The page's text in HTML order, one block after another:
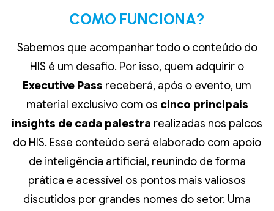
COMO FUNCIONA?
Sabemos que acompanhar todo o conteúdo do
HIS é um desafio. Por isso, quem adquirir o
Executive Pass receberá, após o evento, um
material exclusivo com os cinco principais
insights de cada palestra realizadas nos palcos
do HIS. Esse conteúdo será elaborado com apoio
de inteligência artificial, reunindo de forma
prática e acessível os pontos mais valiosos
discutidos por grandes nomes do setor. Uma